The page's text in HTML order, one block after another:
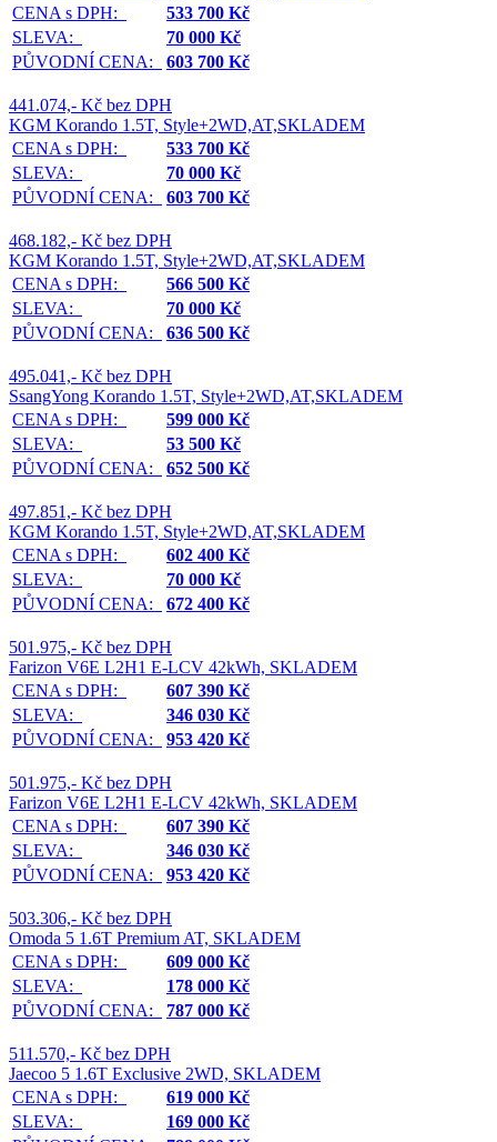
CENA s DPH:
533 700 Kč
SLEVA:
70 000 Kč
PŮVODNÍ CENA:
603 700 Kč
441.074,- Kč bez DPH
KGM Korando 1.5T, Style+2WD,AT,SKLADEM
CENA s DPH:
533 700 Kč
SLEVA:
70 000 Kč
PŮVODNÍ CENA:
603 700 Kč
468.182,- Kč bez DPH
KGM Korando 1.5T, Style+2WD,AT,SKLADEM
CENA s DPH:
566 500 Kč
SLEVA:
70 000 Kč
PŮVODNÍ CENA:
636 500 Kč
495.041,- Kč bez DPH
SsangYong Korando 1.5T, Style+2WD,AT,SKLADEM
CENA s DPH:
599 000 Kč
SLEVA:
53 500 Kč
PŮVODNÍ CENA:
652 500 Kč
497.851,- Kč bez DPH
KGM Korando 1.5T, Style+2WD,AT,SKLADEM
CENA s DPH:
602 400 Kč
SLEVA:
70 000 Kč
PŮVODNÍ CENA:
672 400 Kč
501.975,- Kč bez DPH
Farizon V6E L2H1 E-LCV 42kWh, SKLADEM
CENA s DPH:
607 390 Kč
SLEVA:
346 030 Kč
PŮVODNÍ CENA:
953 420 Kč
501.975,- Kč bez DPH
Farizon V6E L2H1 E-LCV 42kWh, SKLADEM
CENA s DPH:
607 390 Kč
SLEVA:
346 030 Kč
PŮVODNÍ CENA:
953 420 Kč
503.306,- Kč bez DPH
Omoda 5 1.6T Premium AT, SKLADEM
CENA s DPH:
609 000 Kč
SLEVA:
178 000 Kč
PŮVODNÍ CENA:
787 000 Kč
511.570,- Kč bez DPH
Jaecoo 5 1.6T Exclusive 2WD, SKLADEM
CENA s DPH:
619 000 Kč
SLEVA:
169 000 Kč